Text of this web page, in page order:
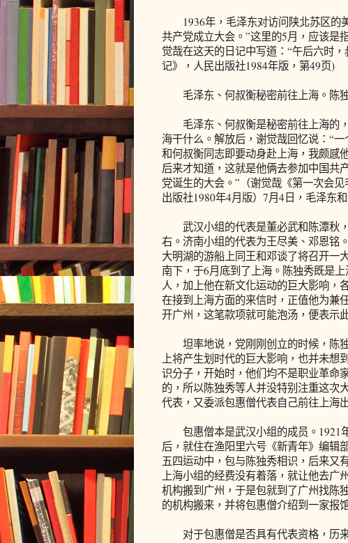
1936年，毛泽东对访问陕北苏区的
共产党成立大会。”这里的5月，应该是
觉哉在这天的日记中写道：“午后六时
记》，人民出版社1984年版，第49页)
毛泽东、何叔衡秘密前往上海。陈独
毛泽东、何叔衡是秘密前往上海的
海干什么。解放后，谢觉哉回忆说：“
和何叔衡同志即要动身赴上海，我颇感
后来才知道，这就是他俩去参加中国
党诞生的大会。”（谢觉哉《第一次会
出版社1980年4月版）7月4日，毛泽东
武汉小组的代表是董必武和陈潭秋
右。济南小组的代表为王尽美、邓恩铭
大明湖的游船上同王和邓谈了将召开一
南下，于6月底到了上海。陈独秀既是
人，加上他在新文化运动的巨大影响，
在接到上海方面的来信时，正值他为兼
开广州，这笔款项就可能泡汤，便表示
坦率地说，党刚刚创立的时候，陈
上将产生划时代的巨大影响，也并未
识分子，开始时，他们均不是职业革命
的，所以陈独秀等人并没特别注重这次
代表，又委派包惠僧代表自己前往上海
包惠僧本是武汉小组的成员。1921
后，就住在渔阳里六号《新青年》编辑
五四运动中，包与陈独秀相识，后来又
上海小组的经费没有着落，就让他去
机构搬到广州，于是包就到了广州找陈
的机构搬来，并将包惠僧介绍到一家报
对于包惠僧是否具有代表资格，历